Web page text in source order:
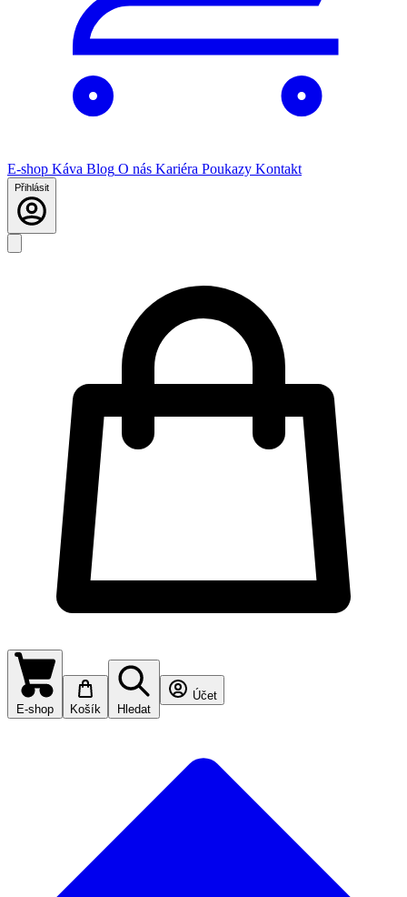
E-shop Káva Blog O nás Kariéra Poukazy Kontakt
Přihlásit
E-shop Košík Hledat
Účet